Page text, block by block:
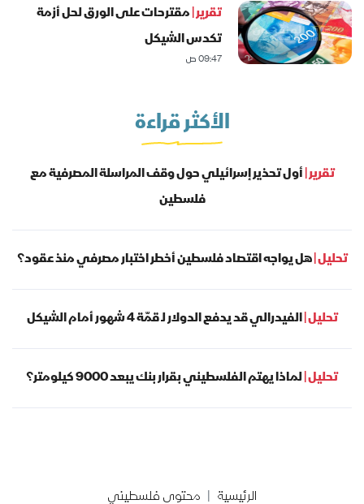
تقرير |مقترحات على الورق لحل أزمة
تكدس الشيكل
09:47 ص
الأكثر قراءة
تقرير |أول تحذير إسرائيلي حول وقف المراسلة المصرفية مع
فلسطين
تحليل |هل يواجه اقتصاد فلسطين أخطر اختبار مصرفي منذ عقود؟
تحليل |الفيدرالي قد يدفع الدولار لـ قمّة 4 شهور أمام الشيكل
تحليل |لماذا يهتم الفلسطيني بقرار بنك يبعد 9000 كيلومتر؟
الرئيسية محتوى فلسطيني